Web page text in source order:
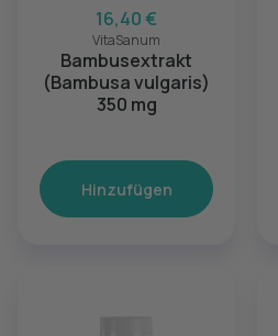
16,40 €
VitaSanum
Bambusextrakt
(Bambusa vulgaris)
350 mg
Hinzufügen